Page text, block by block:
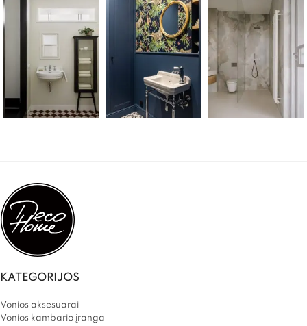
KATEGORIJOS
Vonios aksesuarai
Vonios kambario įranga